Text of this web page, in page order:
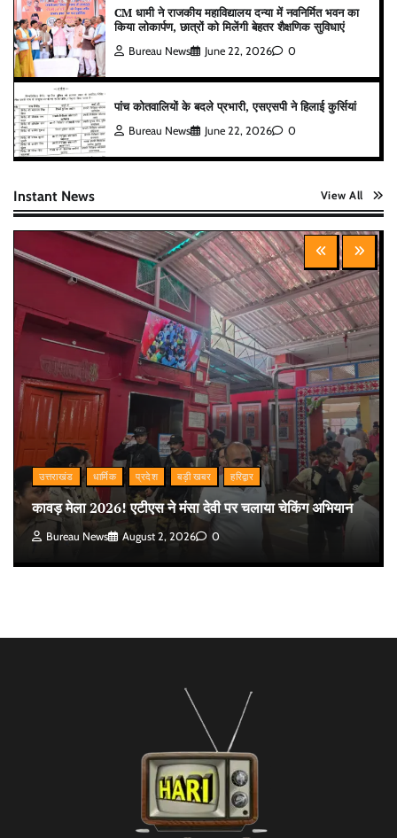
CM धामी ने राजकीय महाविद्यालय दन्या में नवनिर्मित भवन का
किया लोकार्पण, छात्रों को मिलेंगी बेहतर शैक्षणिक सुविधाएं
Bureau News June 22, 2026 0
पांच कोतवालियों के बदले प्रभारी, एसएसपी ने हिलाई कुर्सियां
Bureau News June 22, 2026 0
Instant News View All
उत्तराखंड धार्मिक प्रदेश बड़ी खबर हरिद्वार
कावड़ मेला 2026! एटीएस ने मंसा देवी पर चलाया चेकिंग अभियान
Bureau News August 2, 2026 0